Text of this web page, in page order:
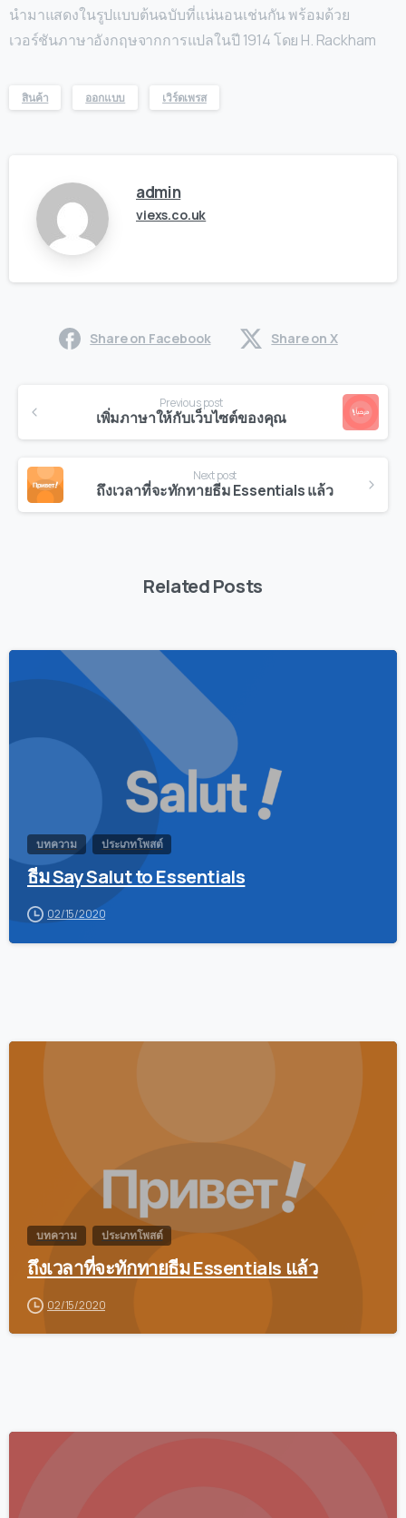
นำมาแสดงในรูปแบบต้นฉบับที่แน่นอนเช่นกัน พร้อมด้วย
เวอร์ชันภาษาอังกฤษจากการแปลในปี 1914 โดย H. Rackham
สินค้า ออกแบบ เวิร์ดเพรส
admin
viexs.co.uk
Share on Facebook Share on X
Reading
Previous post
เพิ่มภาษาให้กับเว็บไซต์ของคุณ
Next post
ถึงเวลาที่จะทักทายธีม Essentials แล้ว
Related Posts
บทความ ประเภทโพสต์
ธีม Say Salut to Essentials
02/15/2020
บทความ ประเภทโพสต์
ถึงเวลาที่จะทักทายธีม Essentials แล้ว
02/15/2020